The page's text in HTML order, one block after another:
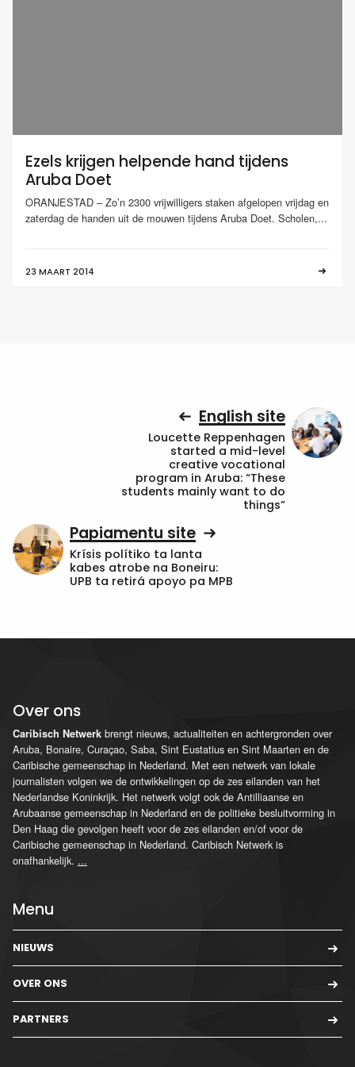
Ezels krijgen helpende hand tijdens
Aruba Doet
ORANJESTAD – Zo’n 2300 vrijwilligers staken afgelopen vrijdag en
zaterdag de handen uit de mouwen tijdens Aruba Doet. Scholen,...
23 MAART 2014
English site
Loucette Reppenhagen
started a mid-level
creative vocational
program in Aruba: “These
students mainly want to do
things”
Papiamentu site
Krísis polítiko ta lanta
kabes atrobe na Boneiru:
UPB ta retirá apoyo pa MPB
Over ons
Caribisch Netwerk brengt nieuws, actualiteiten en achtergronden over
Aruba, Bonaire, Curaçao, Saba, Sint Eustatius en Sint Maarten en de
Caribische gemeenschap in Nederland. Met een netwerk van lokale
journalisten volgen we de ontwikkelingen op de zes eilanden van het
Nederlandse Koninkrijk. Het netwerk volgt ook de Antilliaanse en
Arubaanse gemeenschap in Nederland en de politieke besluitvorming in
Den Haag die gevolgen heeft voor de zes eilanden en/of voor de
Caribische gemeenschap in Nederland. Caribisch Netwerk is
onafhankelijk. ...
Menu
NIEUWS
OVER ONS
PARTNERS